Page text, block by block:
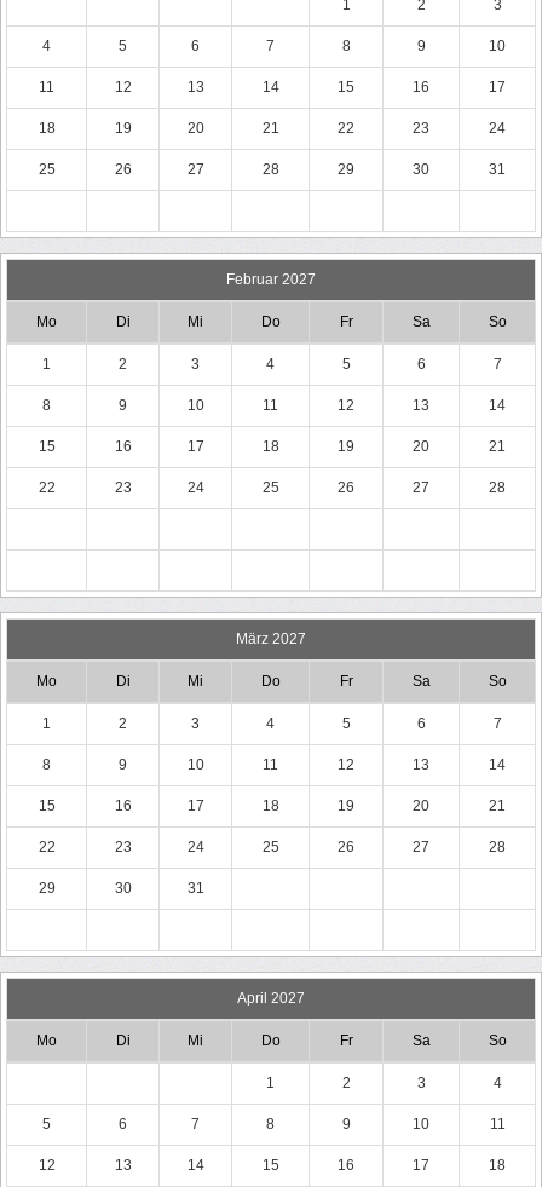
1 2 3
4 5 6 7 8 9 10
11 12 13 14 15 16 17
18 19 20 21 22 23 24
25 26 27 28 29 30 31
Februar 2027
Mo Di Mi Do Fr Sa So
1 2 3 4 5 6 7
8 9 10 11 12 13 14
15 16 17 18 19 20 21
22 23 24 25 26 27 28
März 2027
Mo Di Mi Do Fr Sa So
1 2 3 4 5 6 7
8 9 10 11 12 13 14
15 16 17 18 19 20 21
22 23 24 25 26 27 28
29 30 31
April 2027
Mo Di Mi Do Fr Sa So
1 2 3 4
5 6 7 8 9 10 11
12 13 14 15 16 17 18